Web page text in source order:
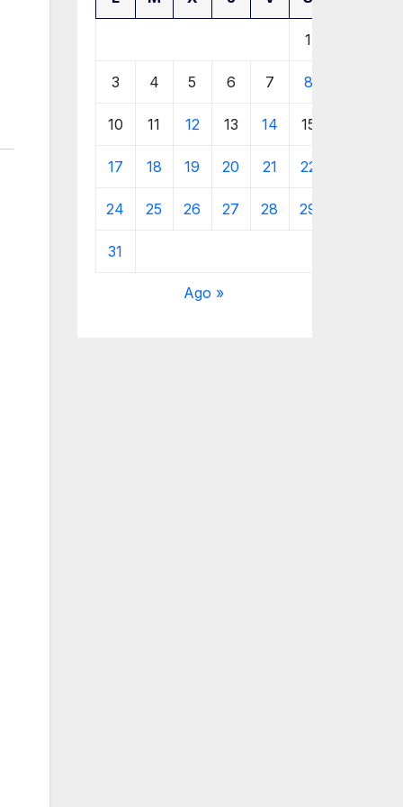
1
3 4 5 6 7 8
10 11 12 13 14 15
17 18 19 20 21 22
24 25 26 27 28 29
31
Ago »